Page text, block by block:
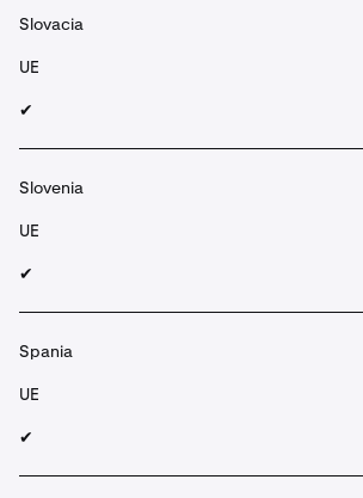
Slovacia
UE
✔︎
Slovenia
UE
✔︎
Spania
UE
✔︎